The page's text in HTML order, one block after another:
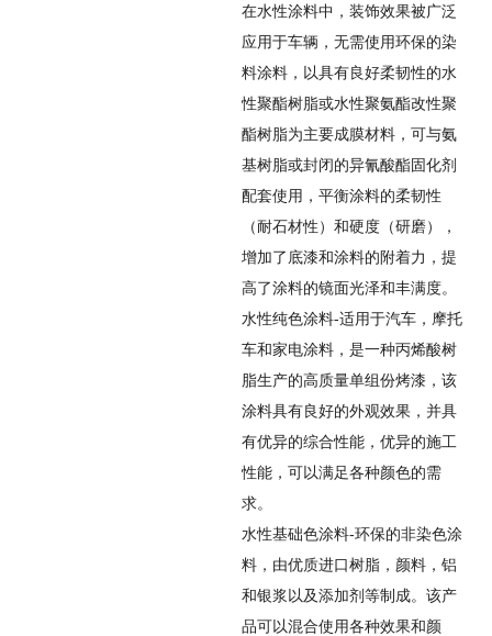
在水性涂料中，装饰效果被广泛
应用于车辆，无需使用环保的染
料涂料，以具有良好柔韧性的水
性聚酯树脂或水性聚氨酯改性聚
酯树脂为主要成膜材料，可与氨
基树脂或封闭的异氰酸酯固化剂
配套使用，平衡涂料的柔韧性
（耐石材性）和硬度（研磨），
增加了底漆和涂料的附着力，提
高了涂料的镜面光泽和丰满度。
水性纯色涂料-适用于汽车，摩托
车和家电涂料，是一种丙烯酸树
脂生产的高质量单组份烤漆，该
涂料具有良好的外观效果，并具
有优异的综合性能，优异的施工
性能，可以满足各种颜色的需
求。
水性基础色涂料-环保的非染色涂
料，由优质进口树脂，颜料，铝
和银浆以及添加剂等制成。该产
品可以混合使用各种效果和颜